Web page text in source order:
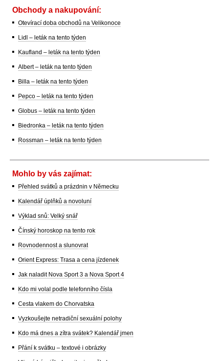
Obchody a nakupování:
Otevírací doba obchodů na Velikonoce
Lidl – leták na tento týden
Kaufland – leták na tento týden
Albert – leták na tento týden
Billa – leták na tento týden
Pepco – leták na tento týden
Globus – leták na tento týden
Biedronka – leták na tento týden
Rossman – leták na tento týden
Mohlo by vás zajímat:
Přehled svátků a prázdnin v Německu
Kalendář úplňků a novoluní
Výklad snů: Velký snář
Čínský horoskop na tento rok
Rovnodennost a slunovrat
Orient Express: Trasa a cena jízdenek
Jak naladit Nova Sport 3 a Nova Sport 4
Kdo mi volal podle telefonního čísla
Cesta vlakem do Chorvatska
Vyzkoušejte netradiční sexuální polohy
Kdo má dnes a zítra svátek? Kalendář jmen
Přání k svátku – textové i obrázky